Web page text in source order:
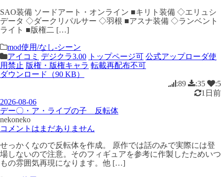
SAO装備 ソードアート・オンライン ■キリト装備 ◇エリュシ
データ ◇ダークリパルサー ◇羽根 ■アスナ装備 ◇ランベント
ライト ■版権二 […]
mod使用/なし-シーン
アイコミ デジクラ3.00 トップページ可 公式アップローダ使
用禁止 版権・版権キャラ 転載再配布不可
ダウンロード（90 KB）
:89
:35
:5
1日前
2026-08-06
デー〇・ア・ライブの子 反転体
nekoneko
コメントはまだありません
せっかくなので反転体を作成。 原作では話のみで実際には登
場しないので注意。そのフィギュアを参考に作製したためいつ
もの雰囲気再現になります。他 […]